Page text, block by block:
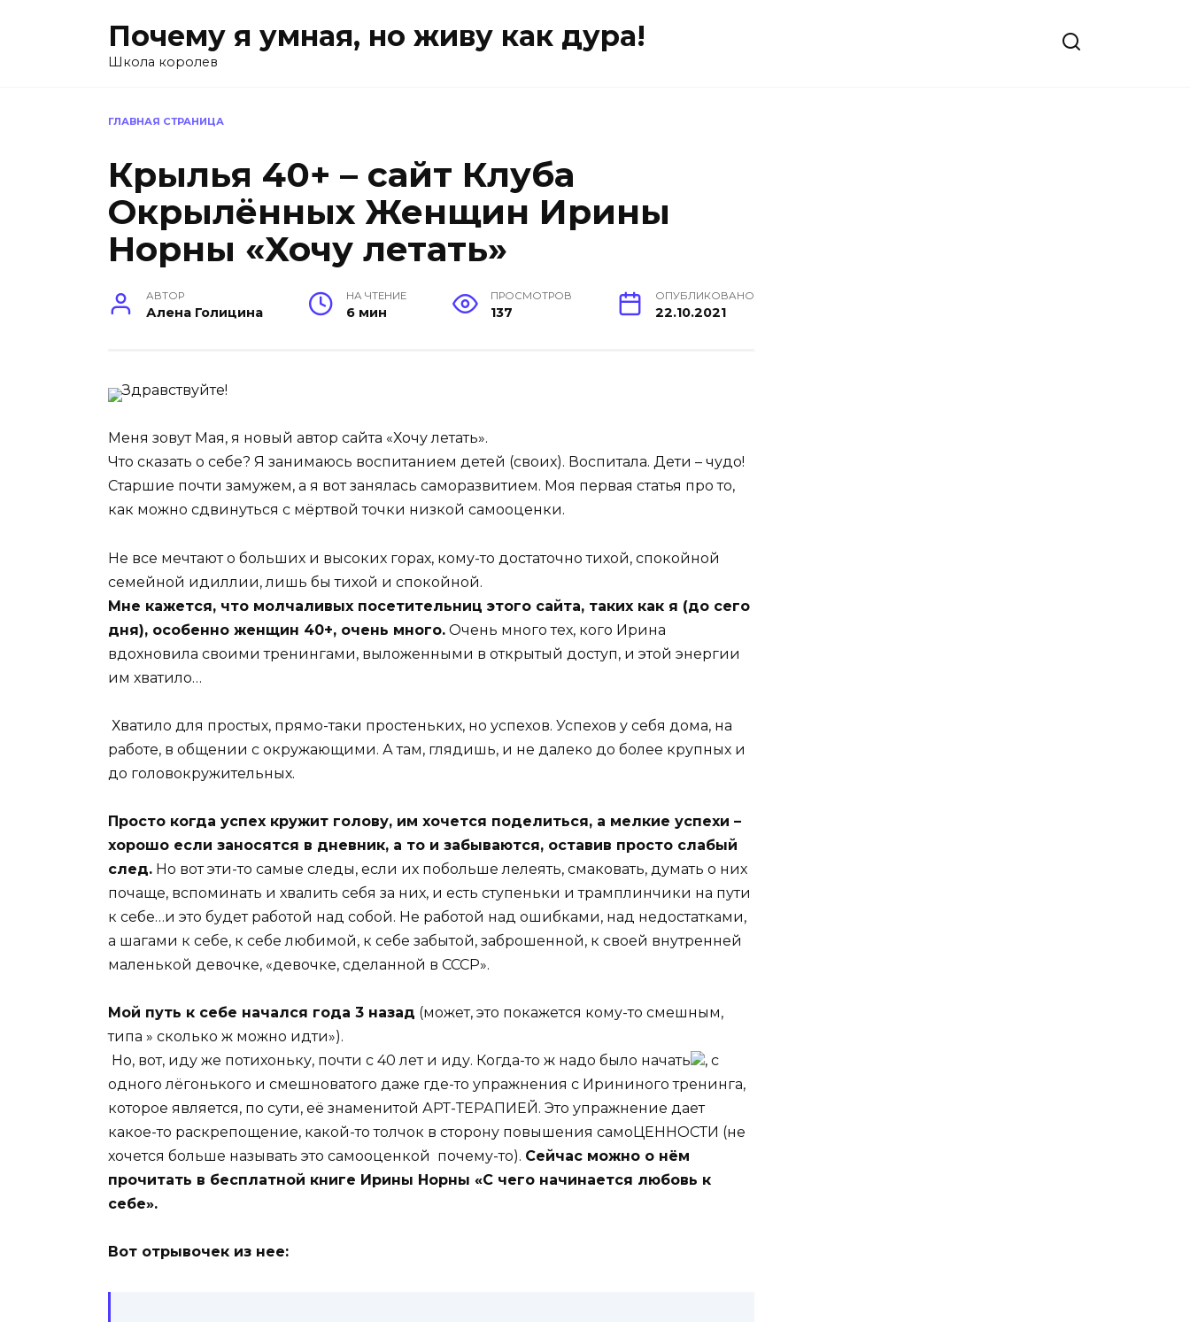
Почему я умная, но живу как дура!
Школа королев
ГЛАВНАЯ СТРАНИЦА
Крылья 40+ – сайт Клуба
Окрылённых Женщин Ирины
Норны «Хочу летать»
АВТОР
Алена Голицина
НА ЧТЕНИЕ
6 мин
ПРОСМОТРОВ
137
ОПУБЛИКОВАНО
22.10.2021
Здравствуйте!
Меня зовут Мая, я новый автор сайта «Хочу летать».
Что сказать о себе? Я занимаюсь воспитанием детей (своих). Воспитала. Дети – чудо!
Старшие почти замужем, а я вот занялась саморазвитием. Моя первая статья про то,
как можно сдвинуться с мёртвой точки низкой самооценки.
Не все мечтают о больших и высоких горах, кому-то достаточно тихой, спокойной
семейной идиллии, лишь бы тихой и спокойной.
Мне кажется, что молчаливых посетительниц этого сайта, таких как я (до сего
дня), особенно женщин 40+, очень много. Очень много тех, кого Ирина
вдохновила своими тренингами, выложенными в открытый доступ, и этой энергии
им хватило…
Хватило для простых, прямо-таки простеньких, но успехов. Успехов у себя дома, на
работе, в общении с окружающими. А там, глядишь, и не далеко до более крупных и
до головокружительных.
Просто когда успех кружит голову, им хочется поделиться, а мелкие успехи –
хорошо если заносятся в дневник, а то и забываются, оставив просто слабый
след. Но вот эти-то самые следы, если их побольше лелеять, смаковать, думать о них
почаще, вспоминать и хвалить себя за них, и есть ступеньки и трамплинчики на пути
к себе…и это будет работой над собой. Не работой над ошибками, над недостатками,
а шагами к себе, к себе любимой, к себе забытой, заброшенной, к своей внутренней
маленькой девочке, «девочке, сделанной в СССР».
Мой путь к себе начался года 3 назад (может, это покажется кому-то смешным,
типа » сколько ж можно идти»).
Но, вот, иду же потихоньку, почти с 40 лет и иду. Когда-то ж надо было начать
, с
одного лёгонького и смешноватого даже где-то упражнения с Ирининого тренинга,
которое является, по сути, её знаменитой АРТ-ТЕРАПИЕЙ. Это упражнение дает
какое-то раскрепощение, какой-то толчок в сторону повышения самоЦЕННОСТИ (не
хочется больше называть это самооценкой почему-то). Сейчас можно о нём
прочитать в бесплатной книге Ирины Норны «С чего начинается любовь к
себе».
Вот отрывочек из нее: